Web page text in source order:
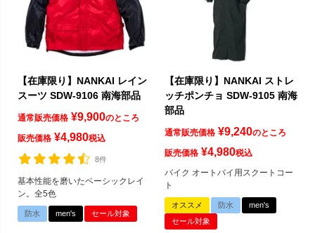
【在庫限り】NANKAI レイン
スーツ SDW-9106 南海部品
通常販売価格 ¥9,900のところ
販売価格 ¥4,980税込
8件
基本性能を磨いたベーシックレイ
ン。全5色
防水 men's セール対象
【在庫限り】NANKAI ストレ
ッチポンチョ SDW-9105 南海
部品
通常販売価格 ¥9,240のところ
販売価格 ¥4,980税込
バイク オートバイ用スクートコー
ト
オススメ 防水
men's
セール対象